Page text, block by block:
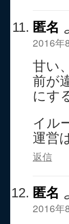
匿名
2016年
甘い
前が
にす
イル
運営
返信
匿名
2016年